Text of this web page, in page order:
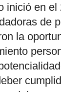
inició en
de
la